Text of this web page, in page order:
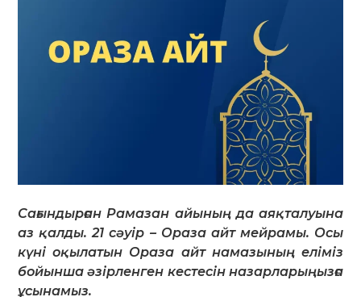
Сағындырған Рамазан айының да аяқталуына
аз қалды. 21 сәуір – Ораза айт мейрамы. Осы
күні оқылатын Ораза айт намазының еліміз
бойынша әзірленген кестесін назарларыңызға
ұсынамыз.